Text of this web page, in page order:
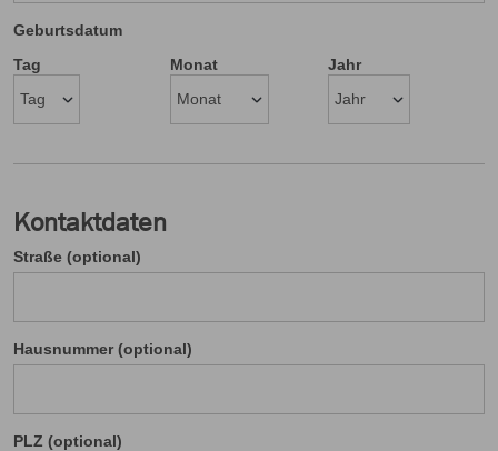
Geburtsdatum
Tag
Monat Jahr
Kontaktdaten
Straße (optional)
Hausnummer (optional)
PLZ (optional)